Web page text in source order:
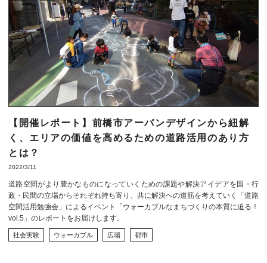
【開催レポート】前橋市アーバンデザインから紐解
く、エリアの価値を高めるための道路活用のあり方
とは？
2022/3/11
道路空間がより豊かなものになっていくための課題や解決アイデアを国・行
政・民間の立場からそれぞれ持ち寄り、共に解決への道筋を考えていく「道路
空間活用勉強会」によるイベント「ウォーカブルなまちづくりの本質に迫る！
vol.5」のレポートをお届けします。
社会実験 ウォーカブル 広場 都市